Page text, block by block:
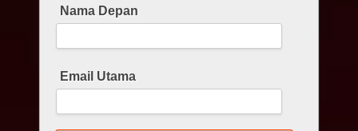
Nama Depan
Email Utama